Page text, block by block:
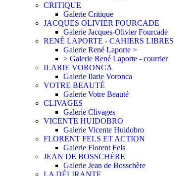
CRITIQUE
Galerie Critique
JACQUES OLIVIER FOURCADE
Galerie Jacques-Olivier Fourcade
RENÉ LAPORTE - CAHIERS LIBRES
Galerie René Laporte >
> Galerie René Laporte - courrier
ILARIE VORONCA
Galerie Ilarie Voronca
VOTRE BEAUTÉ
Galerie Votre Beauté
CLIVAGES
Galerie Clivages
VICENTE HUIDOBRO
Galerie Vicente Huidobro
FLORENT FELS ET ACTION
Galerie Florent Fels
JEAN DE BOSSCHÈRE
Galerie Jean de Bosschère
LA DÉLIRANTE